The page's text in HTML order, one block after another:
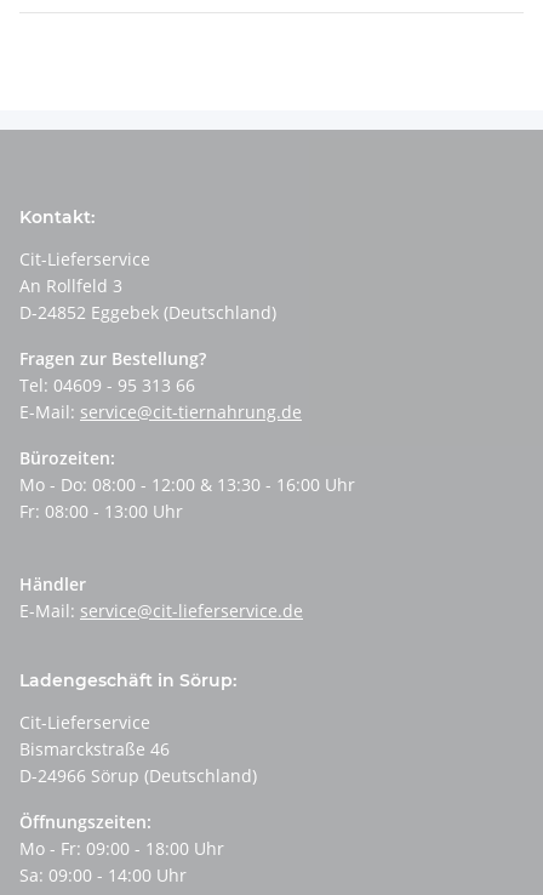
Kontakt:
Cit-Lieferservice
An Rollfeld 3
D-24852 Eggebek (Deutschland)
Fragen zur Bestellung?
Tel: 04609 - 95 313 66
E-Mail: service@cit-tiernahrung.de
Bürozeiten:
Mo - Do: 08:00 - 12:00 & 13:30 - 16:00 Uhr
Fr: 08:00 - 13:00 Uhr
Händler
E-Mail: service@cit-lieferservice.de
Ladengeschäft in Sörup:
Cit-Lieferservice
Bismarckstraße 46
D-24966 Sörup (Deutschland)
Öffnungszeiten:
Mo - Fr: 09:00 - 18:00 Uhr
Sa: 09:00 - 14:00 Uhr